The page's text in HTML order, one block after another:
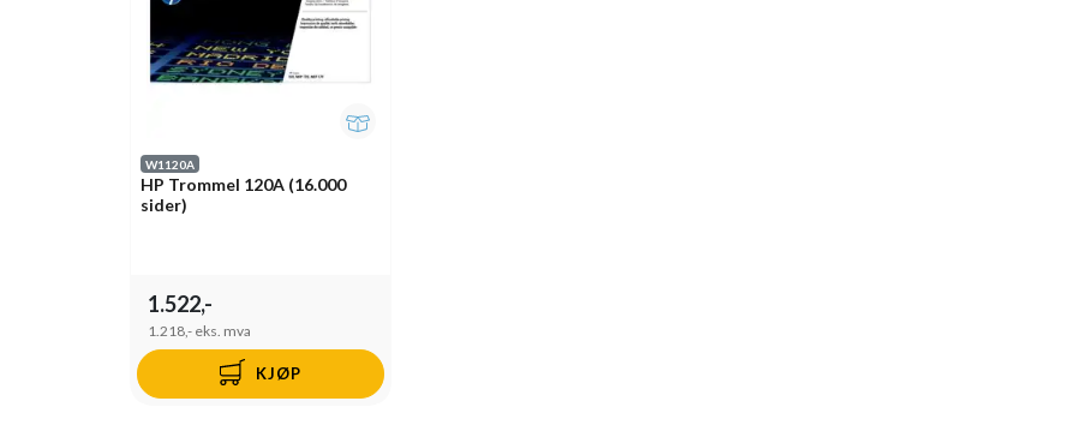
W1120A
HP Trommel 120A (16.000
sider)
1.522,-
1.218,- eks. mva
KJØP